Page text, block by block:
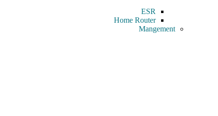
ESR
Home Router
Mangement